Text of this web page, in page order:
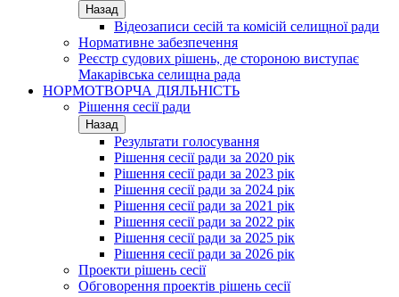
Назад
Відеозаписи сесій та комісій селищної ради
Нормативне забезпечення
Реєстр судових рішень, де стороною виступає
Макарівська селищна рада
НОРМОТВОРЧА ДІЯЛЬНІСТЬ
Рішення сесії ради
Назад
Результати голосування
Рішення сесії ради за 2020 рік
Рішення сесії ради за 2023 рік
Рішення сесії ради за 2024 рік
Рішення сесії ради за 2021 рік
Рішення сесії ради за 2022 рік
Рішення сесії ради за 2025 рік
Рішення сесії ради за 2026 рік
Проекти рішень сесії
Обговорення проектів рішень сесії